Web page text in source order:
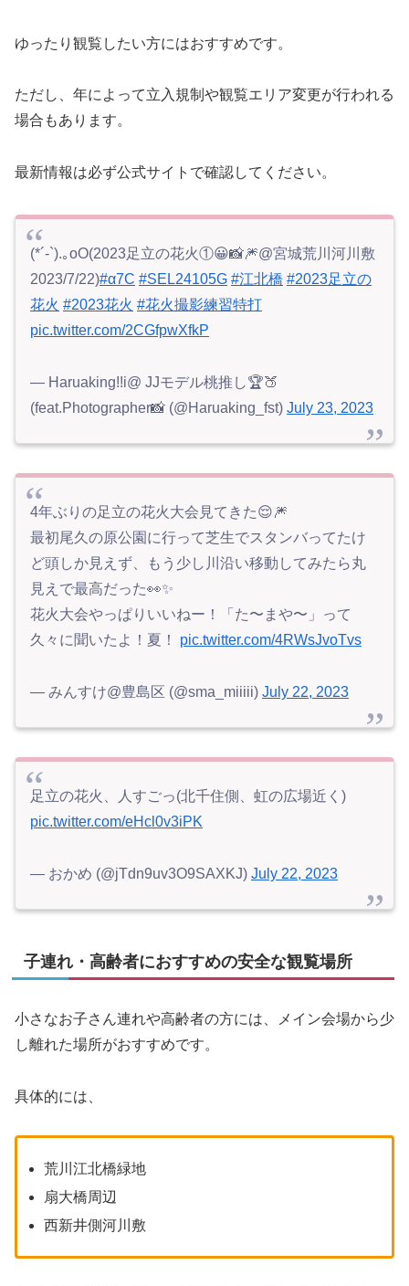
ゆったり観覧したい方にはおすすめです。
ただし、年によって立入規制や観覧エリア変更が行われる
場合もあります。
最新情報は必ず公式サイトで確認してください。
(*´-`).｡oO(2023足立の花火①😀📸🎆@宮城荒川河川敷
2023/7/22)#α7C #SEL24105G #江北橋 #2023足立の
花火 #2023花火 #花火撮影練習特打
pic.twitter.com/2CGfpwXfkP
— Haruaking!!i@ JJモデル桃推し🏆🍑
(feat.Photographer📸 (@Haruaking_fst) July 23, 2023
4年ぶりの足立の花火大会見てきた😌🎆
最初尾久の原公園に行って芝生でスタンバってたけ
ど頭しか見えず、もう少し川沿い移動してみたら丸
見えで最高だった👀✨
花火大会やっぱりいいねー！「た〜まや〜」って
久々に聞いたよ！夏！ pic.twitter.com/4RWsJvoTvs
— みんすけ@豊島区 (@sma_miiiii) July 22, 2023
足立の花火、人すごっ(北千住側、虹の広場近く)
pic.twitter.com/eHcl0v3iPK
— おかめ (@jTdn9uv3O9SAXKJ) July 22, 2023
子連れ・高齢者におすすめの安全な観覧場所
小さなお子さん連れや高齢者の方には、メイン会場から少
し離れた場所がおすすめです。
具体的には、
荒川江北橋緑地
扇大橋周辺
西新井側河川敷